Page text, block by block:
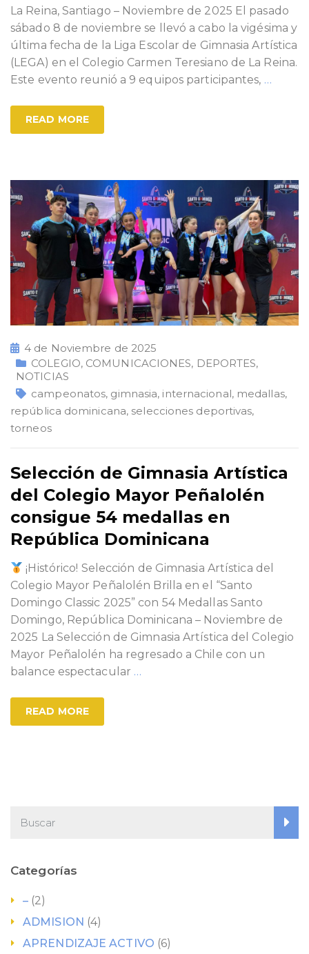
La Reina, Santiago – Noviembre de 2025 El pasado
sábado 8 de noviembre se llevó a cabo la vigésima y
última fecha de la Liga Escolar de Gimnasia Artística
(LEGA) en el Colegio Carmen Teresiano de La Reina.
Este evento reunió a 9 equipos participantes, …
READ MORE
4 de Noviembre de 2025
COLEGIO, COMUNICACIONES, DEPORTES,
NOTICIAS
campeonatos, gimnasia, internacional, medallas,
república dominicana, selecciones deportivas,
torneos
Selección de Gimnasia Artística
del Colegio Mayor Peñalolén
consigue 54 medallas en
República Dominicana
¡Histórico! Selección de Gimnasia Artística del
Colegio Mayor Peñalolén Brilla en el “Santo
Domingo Classic 2025” con 54 Medallas Santo
Domingo, República Dominicana – Noviembre de
2025 La Selección de Gimnasia Artística del Colegio
Mayor Peñalolén ha regresado a Chile con un
balance espectacular …
READ MORE
Categorías
– (2)
ADMISION (4)
APRENDIZAJE ACTIVO (6)